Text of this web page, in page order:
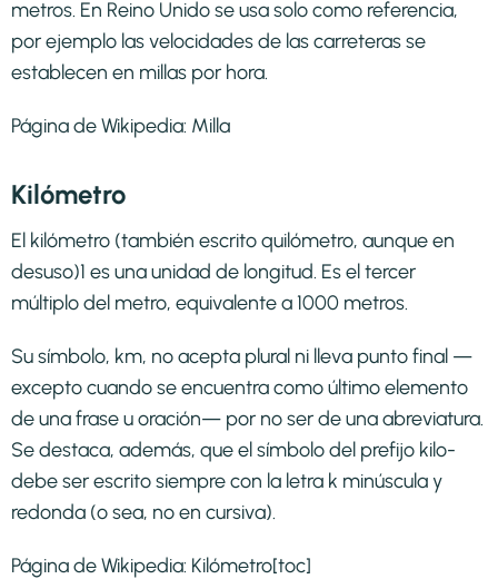
metros. En Reino Unido se usa solo como referencia,
por ejemplo las velocidades de las carreteras se
establecen en millas por hora.
Página de Wikipedia: Milla
Kilómetro
El kilómetro (también escrito quilómetro, aunque en
desuso)1​ es una unidad de longitud. Es el tercer
múltiplo del metro, equivalente a 1000 metros.
Su símbolo, km, no acepta plural ni lleva punto final —
excepto cuando se encuentra como último elemento
de una frase u oración— por no ser de una abreviatura.
Se destaca, además, que el símbolo del prefijo kilo-
debe ser escrito siempre con la letra k minúscula y
redonda (o sea, no en cursiva).
Página de Wikipedia: Kilómetro[toc]